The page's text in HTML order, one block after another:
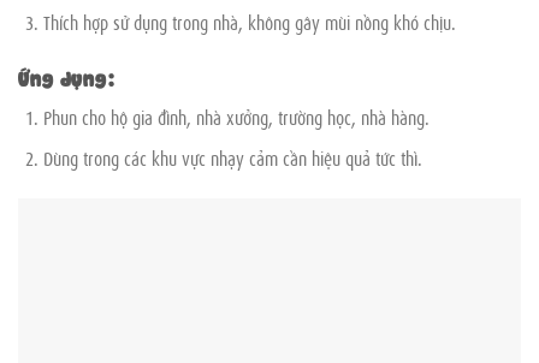
Thích hợp sử dụng trong nhà, không gây mùi nồng khó chịu.
Ứng dụng:
Phun cho hộ gia đình, nhà xưởng, trường học, nhà hàng.
Dùng trong các khu vực nhạy cảm cần hiệu quả tức thì.